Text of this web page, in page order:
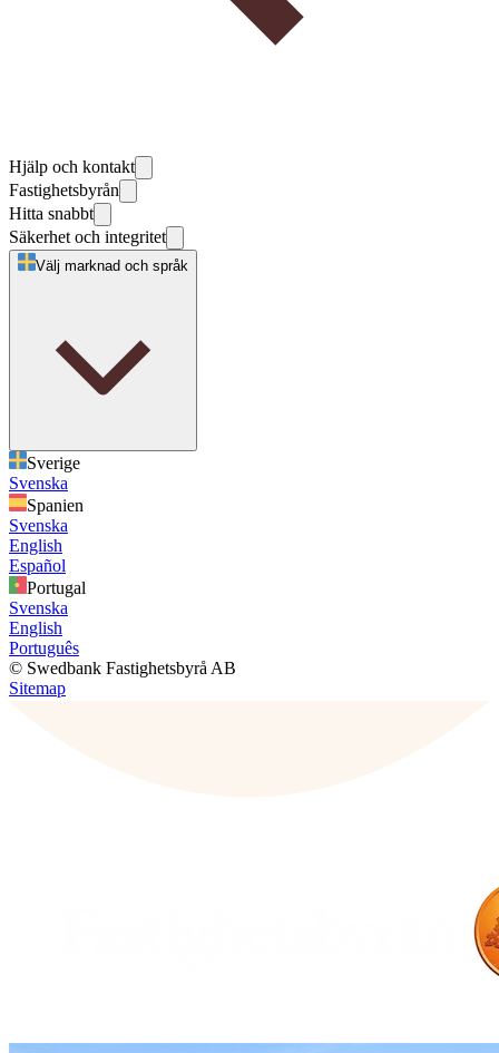
Hjälp och kontakt
Fastighetsbyrån
Hitta snabbt
Säkerhet och integritet
Välj marknad och språk
Sverige
Svenska
Spanien
Svenska
English
Español
Portugal
Svenska
English
Português
© Swedbank Fastighetsbyrå AB
Sitemap